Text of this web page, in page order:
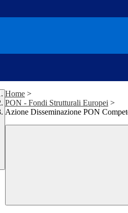
Home >
PON - Fondi Strutturali Europei >
Azione Disseminazione PON